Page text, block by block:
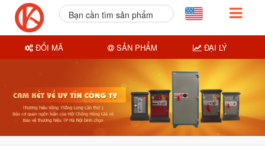
Bạn cần tìm sản phẩm
ĐỔI MÃ SẢN PHẨM ĐẠI LÝ